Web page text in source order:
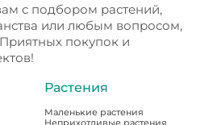
с подбором растений,
или любым вопросом,
покупок и
Растения
Маленькие растения